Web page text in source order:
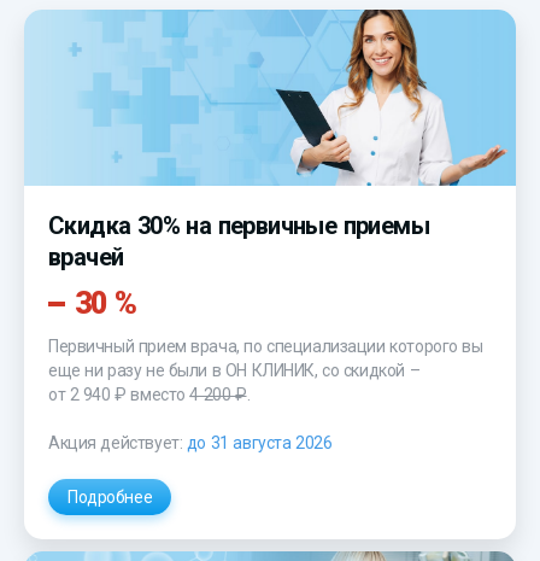
Скидка 30% на первичные приемы
врачей
30 %
Первичный прием врача, по специализации которого вы
еще ни разу не были в ОН КЛИНИК, со скидкой –
от 2 940 ₽ вместо4 200 ₽.
Акция действует: до 31 августа 2026
Подробнее